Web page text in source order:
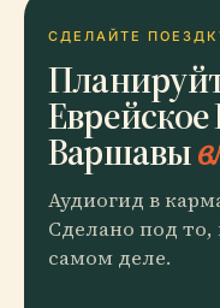
СДЕЛАЙТЕ
Варшавы
Аудиогид в
Сделано под то,
самом деле.